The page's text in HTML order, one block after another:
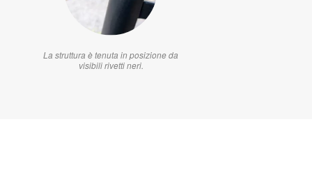
La struttura è tenuta in posizione da
visibili rivetti neri.